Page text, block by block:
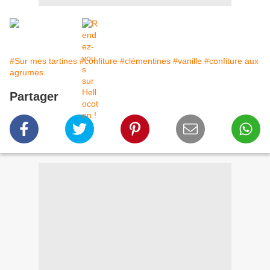
#Sur mes tartines #confiture #clémentines #vanille #confiture aux
agrumes
Partager